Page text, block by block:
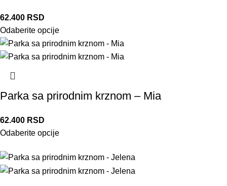
62.400 RSD
Odaberite opcije
Parka sa prirodnim krznom – Mia
62.400 RSD
Odaberite opcije